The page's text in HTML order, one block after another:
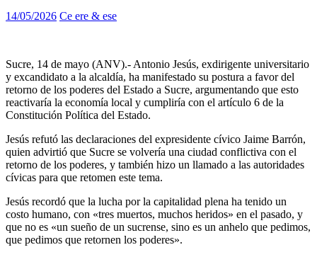
14/05/2026 Ce ere & ese
Sucre, 14 de mayo (ANV).- Antonio Jesús, exdirigente universitario
y excandidato a la alcaldía, ha manifestado su postura a favor del
retorno de los poderes del Estado a Sucre, argumentando que esto
reactivaría la economía local y cumpliría con el artículo 6 de la
Constitución Política del Estado.
Jesús refutó las declaraciones del expresidente cívico Jaime Barrón,
quien advirtió que Sucre se volvería una ciudad conflictiva con el
retorno de los poderes, y también hizo un llamado a las autoridades
cívicas para que retomen este tema.
Jesús recordó que la lucha por la capitalidad plena ha tenido un
costo humano, con «tres muertos, muchos heridos» en el pasado, y
que no es «un sueño de un sucrense, sino es un anhelo que pedimos,
que pedimos que retornen los poderes».